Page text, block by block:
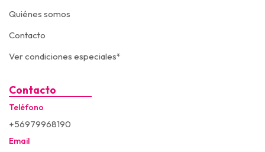
Quiénes somos
Contacto
Ver condiciones especiales*
Contacto
Teléfono
+56979968190
Email